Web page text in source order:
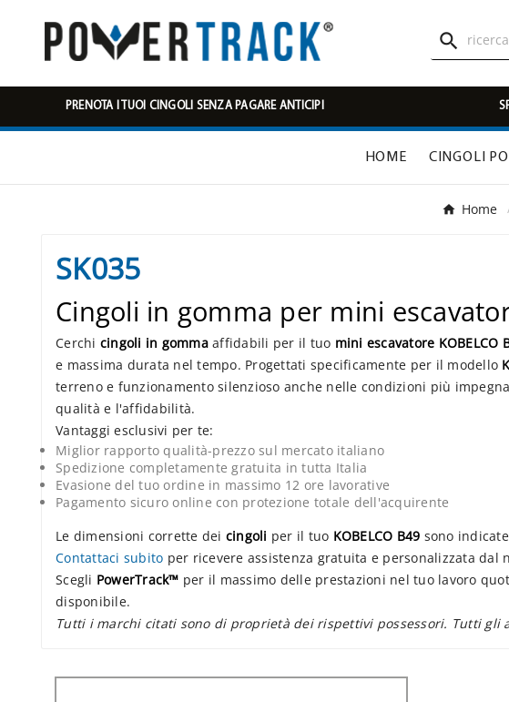

PRENOTA I TUOI CINGOLI SENZA PAGARE ANTICIPI
HOME CINGOLI
Home
SK035
Cingoli in gomma per mini
Cerchi cingoli in gommaaffidabili per il tuo mini escavatore KOBELCO
e massima durata nel tempo. Progettati specificamente per il modello
terreno e funzionamento silenzioso anche nelle condizioni più
qualità e l'affidabilità.
Vantaggi esclusivi per te:
Miglior rapporto qualità-prezzo sul mercato italiano
Spedizione completamente gratuita in tutta Italia
Evasione del tuo ordine in massimo 12 ore lavorative
Pagamento sicuro online con protezione totale dell'acquirente
Le dimensioni corrette dei cingoli per il tuo KOBELCO B49 sono
Contattaci subito per ricevere assistenza gratuita e personalizzata dal
Scegli PowerTrack™ per il massimo delle prestazioni nel tuo lavoro
disponibile.
Tutti i marchi citati sono di proprietà dei rispettivi possessori. Tutti gli